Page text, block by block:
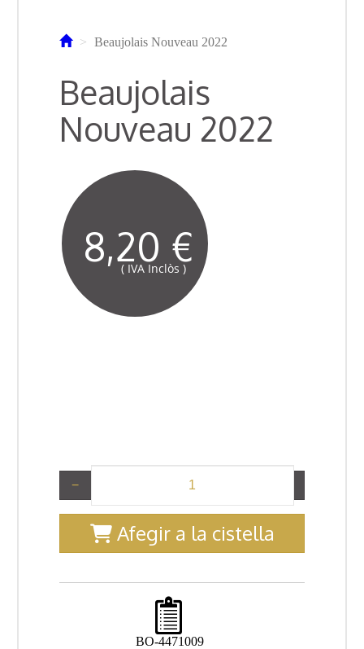
Beaujolais Nouveau 2022
Beaujolais
Nouveau 2022
8,20 €
( IVA Inclòs )
−
Afegir a la cistella
BO-4471009